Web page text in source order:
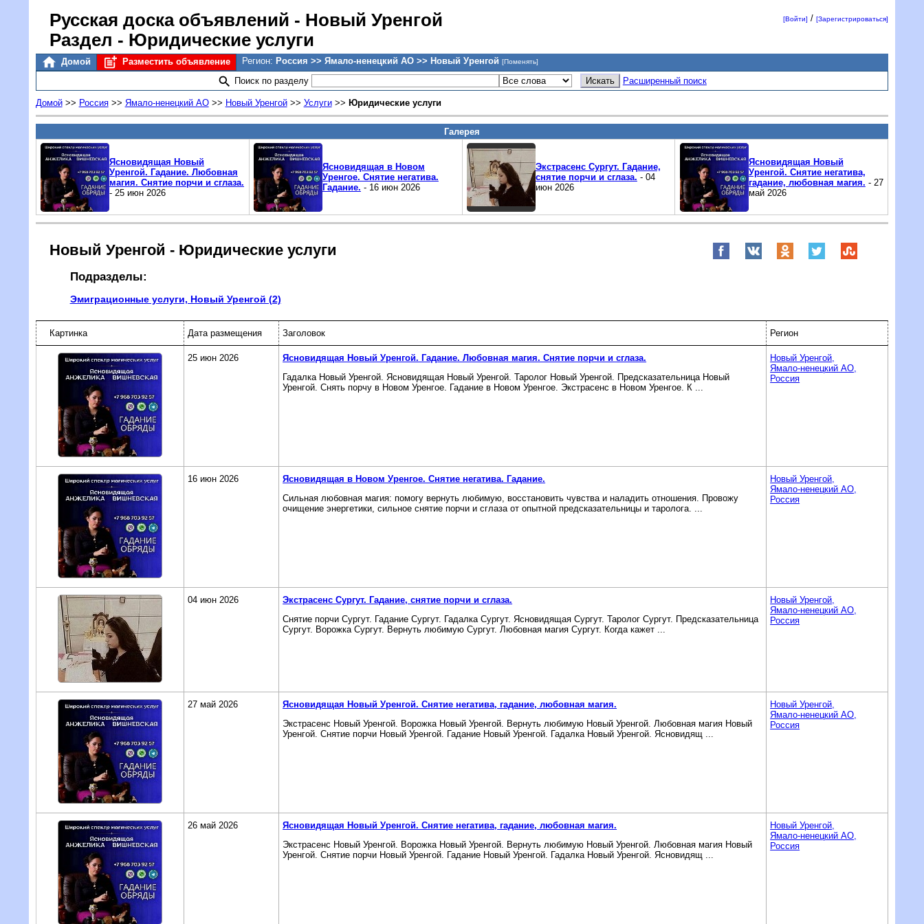
Русская доска объявлений - Новый Уренгой
Раздел - Юридические услуги
[Войти] /[Зарегистрироваться]
Домой Разместить объявление Регион: Россия >> Ямало-ненецкий AO >> Новый Уренгой [Поменять]
Поиск по разделу Расширенный поиск
Домой>> Россия>> Ямало-ненецкий AO>> Новый Уренгой>> Услуги>> Юридические услуги
Галерея
Ясновидящая Новый
Уренгой. Гадание. Любовная
магия. Снятие порчи и сглаза.
- 25 июн 2026
Ясновидящая в Новом
Уренгое. Снятие негатива.
Гадание. - 16 июн 2026
Экстрасенс Сургут. Гадание,
снятие порчи и сглаза. - 04
июн 2026
Ясновидящая Новый
Уренгой. Снятие негатива,
гадание, любовная магия. - 27
май 2026
Новый Уренгой - Юридические услуги
Подразделы:
Эмиграционные услуги, Новый Уренгой (2)
Картинка Дата размещения Заголовок Регион
25 июн 2026
Ясновидящая Новый Уренгой. Гадание. Любовная магия. Снятие порчи и сглаза.
Гадалка Новый Уренгой. Ясновидящая Новый Уренгой. Таролог Новый Уренгой. Предсказательница Новый
Уренгой. Снять порчу в Новом Уренгое. Гадание в Новом Уренгое. Экстрасенс в Новом Уренгое. К ...
Новый Уренгой,
Ямало-ненецкий AO,
Россия
16 июн 2026
Ясновидящая в Новом Уренгое. Снятие негатива. Гадание.
Сильная любовная магия: помогу вернуть любимую, восстановить чувства и наладить отношения. Провожу
очищение энергетики, сильное снятие порчи и сглаза от опытной предсказательницы и таролога. ...
Новый Уренгой,
Ямало-ненецкий AO,
Россия
04 июн 2026
Экстрасенс Сургут. Гадание, снятие порчи и сглаза.
Снятие порчи Сургут. Гадание Сургут. Гадалка Сургут. Ясновидящая Сургут. Таролог Сургут. Предсказательница
Сургут. Ворожка Сургут. Вернуть любимую Сургут. Любовная магия Сургут. Когда кажет ...
Новый Уренгой,
Ямало-ненецкий AO,
Россия
27 май 2026
Ясновидящая Новый Уренгой. Снятие негатива, гадание, любовная магия.
Экстрасенс Новый Уренгой. Ворожка Новый Уренгой. Вернуть любимую Новый Уренгой. Любовная магия Новый
Уренгой. Снятие порчи Новый Уренгой. Гадание Новый Уренгой. Гадалка Новый Уренгой. Ясновидящ ...
Новый Уренгой,
Ямало-ненецкий AO,
Россия
26 май 2026
Ясновидящая Новый Уренгой. Снятие негатива, гадание, любовная магия.
Экстрасенс Новый Уренгой. Ворожка Новый Уренгой. Вернуть любимую Новый Уренгой. Любовная магия Новый
Уренгой. Снятие порчи Новый Уренгой. Гадание Новый Уренгой. Гадалка Новый Уренгой. Ясновидящ ...
Новый Уренгой,
Ямало-ненецкий AO,
Россия